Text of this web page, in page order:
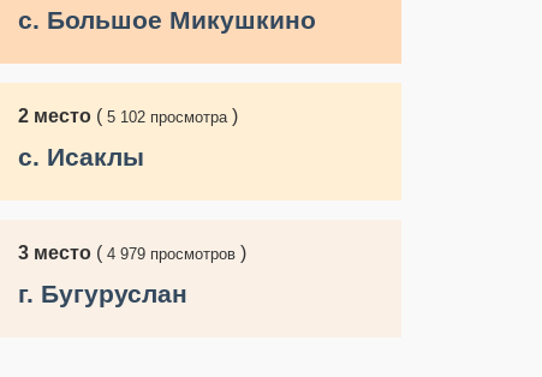
с. Большое Микушкино
2 место ( 5 102 просмотра )
c. Исаклы
3 место ( 4 979 просмотров )
г. Бугуруслан